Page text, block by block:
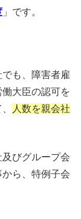
」です。
でも、障害者雇
大臣の認可を
人数を親会社
びグループ会
ら、特例子会